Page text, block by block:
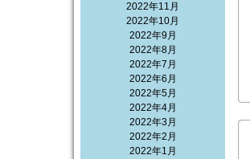
2022年11月
2022年10月
2022年9月
2022年8月
2022年7月
2022年6月
2022年5月
2022年4月
2022年3月
2022年2月
2022年1月